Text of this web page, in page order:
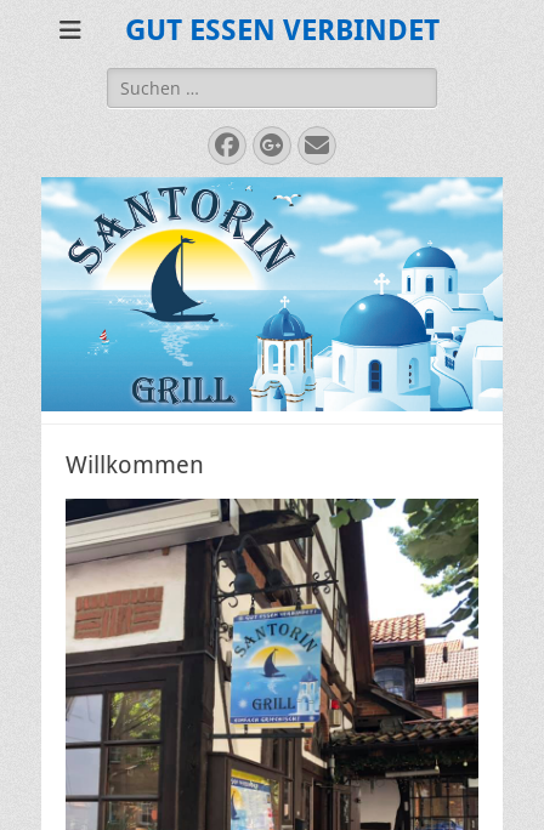
GUT ESSEN VERBINDET
Suche
nach:
Facebook
Googleplus
E-
Mail
Willkommen